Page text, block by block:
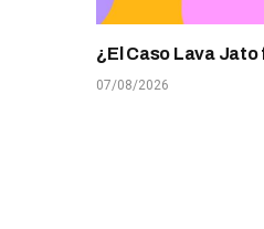
¿El Caso Lava
07/08/2026